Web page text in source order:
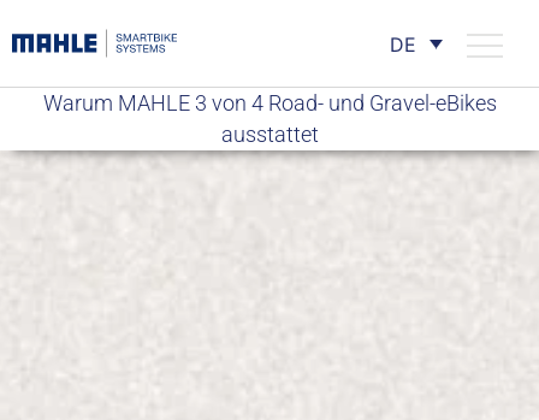
DE
Warum MAHLE 3 von 4 Road- und Gravel-eBikes
ausstattet